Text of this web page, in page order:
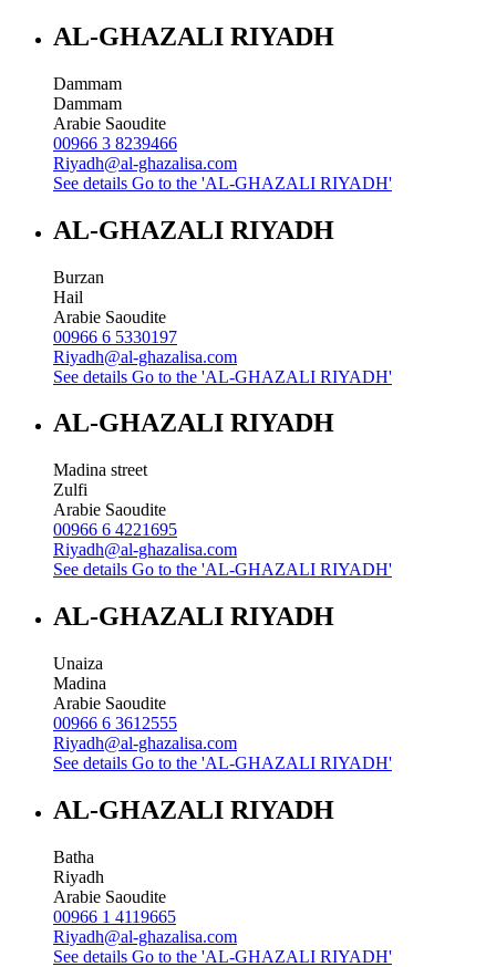
AL-GHAZALI RIYADH
Dammam
Dammam
Arabie Saoudite
00966 3 8239466
Riyadh@al-ghazalisa.com
See details Go to the 'AL-GHAZALI RIYADH'
AL-GHAZALI RIYADH
Burzan
Hail
Arabie Saoudite
00966 6 5330197
Riyadh@al-ghazalisa.com
See details Go to the 'AL-GHAZALI RIYADH'
AL-GHAZALI RIYADH
Madina street
Zulfi
Arabie Saoudite
00966 6 4221695
Riyadh@al-ghazalisa.com
See details Go to the 'AL-GHAZALI RIYADH'
AL-GHAZALI RIYADH
Unaiza
Madina
Arabie Saoudite
00966 6 3612555
Riyadh@al-ghazalisa.com
See details Go to the 'AL-GHAZALI RIYADH'
AL-GHAZALI RIYADH
Batha
Riyadh
Arabie Saoudite
00966 1 4119665
Riyadh@al-ghazalisa.com
See details Go to the 'AL-GHAZALI RIYADH'